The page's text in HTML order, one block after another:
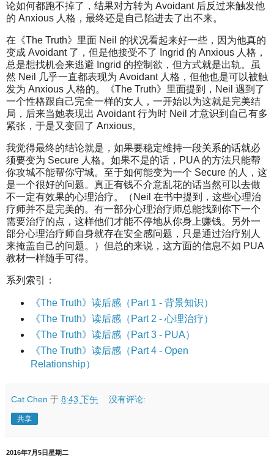
论如何都跑不掉了，结果对方转为 Avoidant 后反过来触发他
的 Anxious 人格，最终还是自己陷进去了出不来。
在《The Truth》里面 Neil 的状况看起来好一些，因为他真的
变成 Avoidant 了，但是他接受不了 Ingrid 的 Anxious 人格，
总是想找机会来逃避 Ingrid 的控制欲，但方式就是出轨。虽
然 Neil 几乎一直都表现为 Avoidant 人格，但他也是可以被触
发为 Anxious 人格的。《The Truth》里面提到，Neil 遇到了
一个性格跟自己完全一样的女人，一开始以为这就是完美结
局，后来当她表现出 Avoidant 行为时 Neil 才意识到自己有多
紧张，于是又变回了 Anxious。
我觉得最终的结论就是，如果要稳定维持一段关系的话就必
须要变为 Secure 人格。如果不是的话，PUA 的方法只能帮
你攻城不能帮你守城。至于如何能变为一个 Secure 的人，这
是一个很好的问题。真正有钱不介意乱花的话当然可以去做
不一定有效果的心理治疗。（Neil 在书中提到，这些心理治
疗师并不是完美的。有一部分心理治疗师总能找到你下一个
需要治疗的点，这样他们才能不停地从你身上赚钱。另外一
部分心理治疗师自身就存在安全感问题，只是通过治疗别人
来掩盖自己的问题。）但总的来说，这方面的信息不如 PUA
教材一样随手可得。
系列索引：
《The Truth》读后感（Part 1 - 背景知识）
《The Truth》读后感（Part 2 - 心理治疗）
《The Truth》读后感（Part 3 - PUA）
《The Truth》读后感（Part 4 - Open
Relationship）
Cat Chen 于 8:43 下午 没有评论:
共享
2016年7月5日星期二